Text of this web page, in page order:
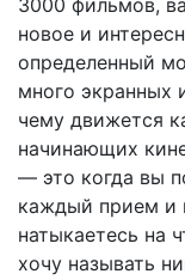
3000 фильмов,
новое и
определенный
много экранных
чему движется
начинающих
— это когда вы
каждый прием и
натыкаетесь на
хочу называть